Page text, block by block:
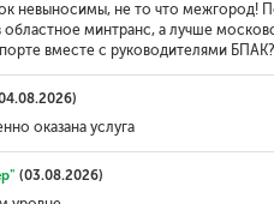
невыносимы, не то что межгород!
областное минтранс, а лучше
вместе с руководителями БПАК?
оказана услуга
(03.08.2026)